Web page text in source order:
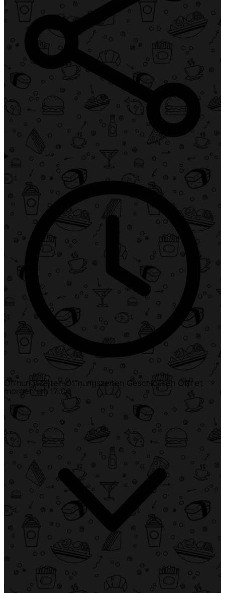
Öffnungszeiten Öffnungszeiten Geschlossen Öffnet
morgen um 17:00